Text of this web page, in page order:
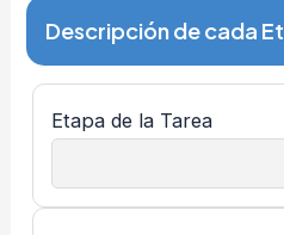
Descripción de cada
Etapa de la Tarea